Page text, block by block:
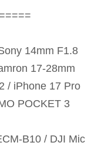
14mm F1.8
17-28mm
/ iPhone 17 Pro
POCKET 3
B10 / DJI Mic